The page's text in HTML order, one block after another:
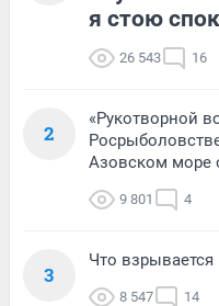
я стою
26 543 16
2
«Рукотворной
Азовском море
9 801 4
3
Что
8 547 14